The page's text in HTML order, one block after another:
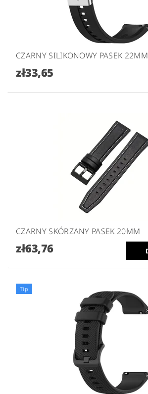
CZARNY SILIKONOWY PASEK 22MM
zł33,65
CZARNY SKÓRZANY PASEK 20MM
zł63,76
Tip